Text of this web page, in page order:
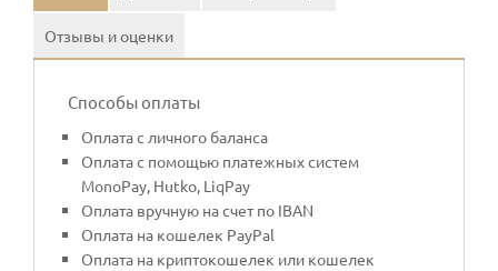
Отзывы и оценки
Способы оплаты
Оплата с личного баланса
Оплата с помощью платежных систем
MonoPay, Hutko, LiqPay
Оплата вручную на счет по IBAN
Оплата на кошелек PayPal
Оплата на криптокошелек или кошелек